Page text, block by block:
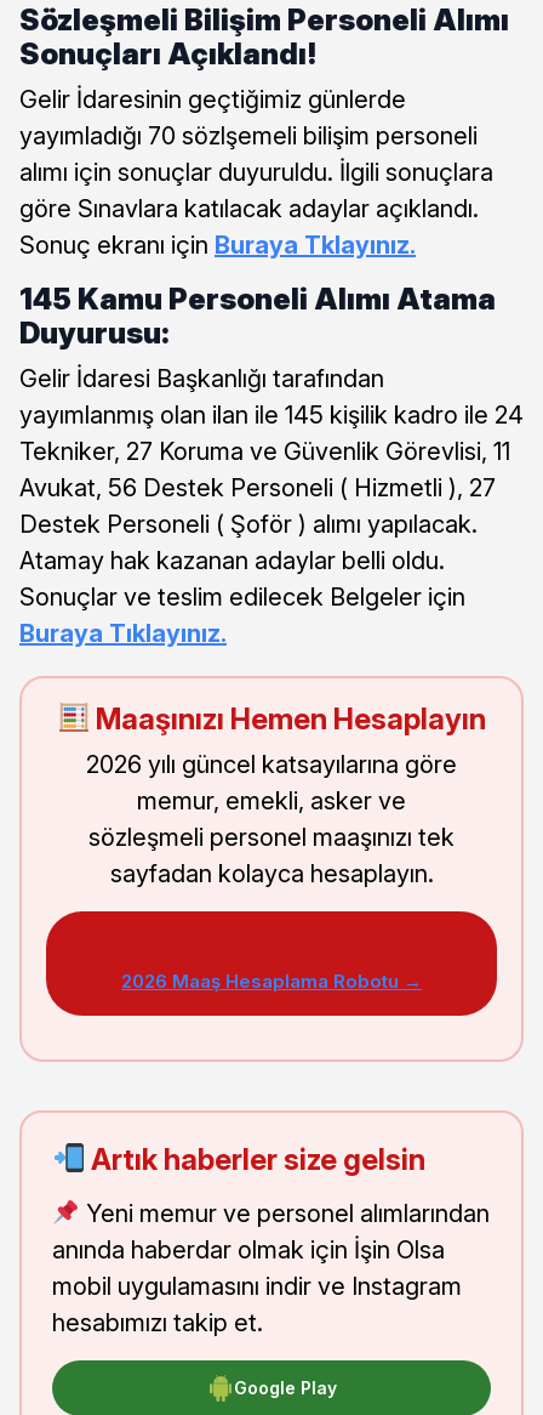
Sözleşmeli Bilişim Personeli Alımı
Sonuçları Açıklandı!
Gelir İdaresinin geçtiğimiz günlerde
yayımladığı 70 sözlşemeli bilişim personeli
alımı için sonuçlar duyuruldu. İlgili sonuçlara
göre Sınavlara katılacak adaylar açıklandı.
Sonuç ekranı için Buraya Tklayınız.
145 Kamu Personeli Alımı Atama
Duyurusu:
Gelir İdaresi Başkanlığı tarafından
yayımlanmış olan ilan ile 145 kişilik kadro ile 24
Tekniker, 27 Koruma ve Güvenlik Görevlisi, 11
Avukat, 56 Destek Personeli ( Hizmetli ), 27
Destek Personeli ( Şoför ) alımı yapılacak.
Atamay hak kazanan adaylar belli oldu.
Sonuçlar ve teslim edilecek Belgeler için
Buraya Tıklayınız.
Maaşınızı Hemen Hesaplayın
2026 yılı güncel katsayılarına göre
memur, emekli, asker ve
sözleşmeli personel maaşınızı tek
sayfadan kolayca hesaplayın.
2026 Maaş Hesaplama Robotu →
Artık haberler size gelsin
Yeni memur ve personel alımlarından
anında haberdar olmak için İşin Olsa
mobil uygulamasını indir ve Instagram
hesabımızı takip et.
Google Play